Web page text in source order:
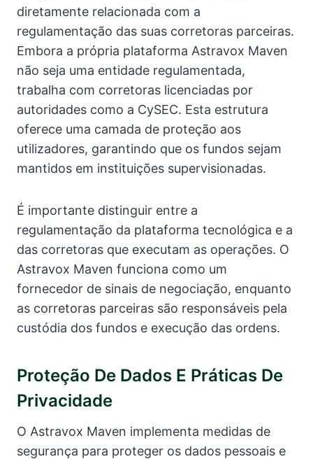
diretamente relacionada com a
regulamentação das suas corretoras parceiras.
Embora a própria plataforma Astravox Maven
não seja uma entidade regulamentada,
trabalha com corretoras licenciadas por
autoridades como a CySEC. Esta estrutura
oferece uma camada de proteção aos
utilizadores, garantindo que os fundos sejam
mantidos em instituições supervisionadas.
É importante distinguir entre a
regulamentação da plataforma tecnológica e a
das corretoras que executam as operações. O
Astravox Maven funciona como um
fornecedor de sinais de negociação, enquanto
as corretoras parceiras são responsáveis pela
custódia dos fundos e execução das ordens.
Proteção De Dados E Práticas De
Privacidade
O Astravox Maven implementa medidas de
segurança para proteger os dados pessoais e